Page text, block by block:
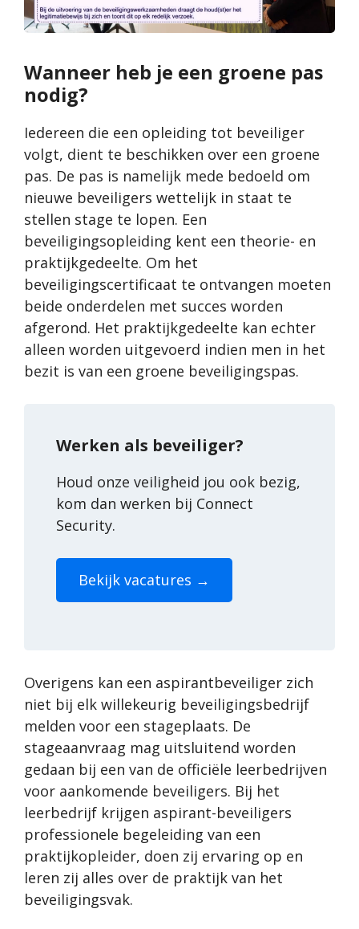
Wanneer heb je een groene pas
nodig?
Iedereen die een opleiding tot beveiliger
volgt, dient te beschikken over een groene
pas. De pas is namelijk mede bedoeld om
nieuwe beveiligers wettelijk in staat te
stellen stage te lopen. Een
beveiligingsopleiding kent een theorie- en
praktijkgedeelte. Om het
beveiligingscertificaat te ontvangen moeten
beide onderdelen met succes worden
afgerond. Het praktijkgedeelte kan echter
alleen worden uitgevoerd indien men in het
bezit is van een groene beveiligingspas.
Werken als beveiliger?
Houd onze veiligheid jou ook bezig,
kom dan werken bij Connect
Security.
Bekijk vacatures →
Overigens kan een aspirantbeveiliger zich
niet bij elk willekeurig beveiligingsbedrijf
melden voor een stageplaats. De
stageaanvraag mag uitsluitend worden
gedaan bij een van de officiële leerbedrijven
voor aankomende beveiligers. Bij het
leerbedrijf krijgen aspirant-beveiligers
professionele begeleiding van een
praktijkopleider, doen zij ervaring op en
leren zij alles over de praktijk van het
beveiligingsvak.